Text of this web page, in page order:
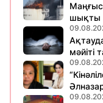
шықты
мәйіті